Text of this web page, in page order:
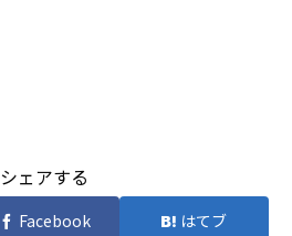
シェアする
Facebook はてブ